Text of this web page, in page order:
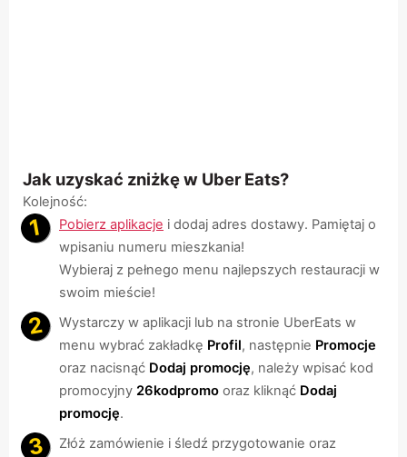
Jak uzyskać zniżkę w Uber Eats?
Kolejność:
Pobierz aplikacje i dodaj adres dostawy. Pamiętaj o
wpisaniu numeru mieszkania!
Wybieraj z pełnego menu najlepszych restauracji w
swoim mieście!
Wystarczy w aplikacji lub na stronie UberEats w
menu wybrać zakładkę Profil, następnie Promocje
oraz nacisnąć Dodaj promocję, należy wpisać kod
promocyjny 26kodpromo oraz kliknąć Dodaj
promocję.
Złóż zamówienie i śledź przygotowanie oraz